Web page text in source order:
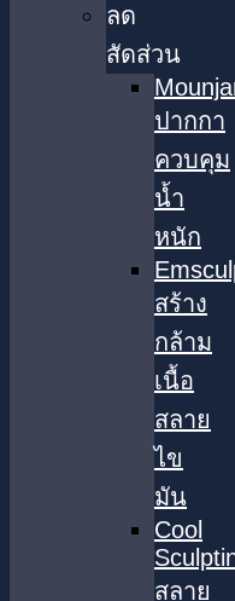
ลด
สัดส่วน
ปากกา
ควบคุม
น้ำ
หนัก
สร้าง
กล้าม
เนื้อ
สลาย
ไข
มัน
Cool
สลาย